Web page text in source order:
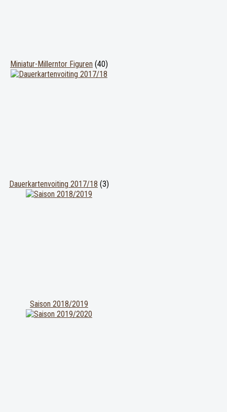
Miniatur-Millerntor Figuren (40)
Dauerkartenvoiting 2017/18 (3)
Saison 2018/2019